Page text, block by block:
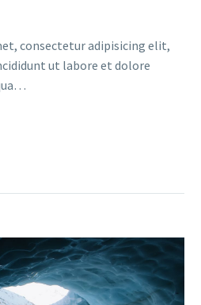
consectetur adipisicing elit,
ut labore et dolore